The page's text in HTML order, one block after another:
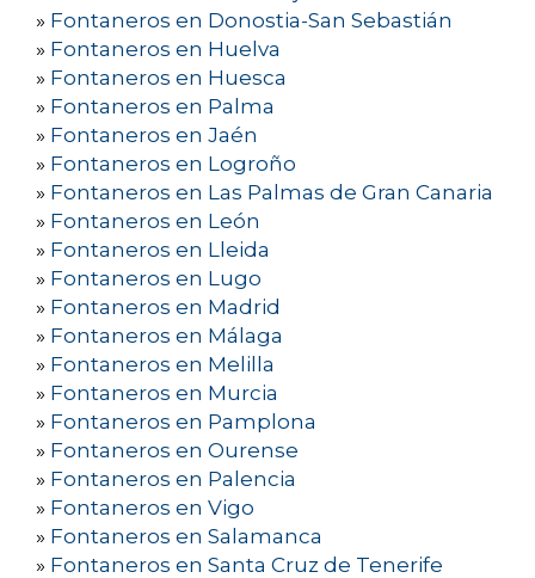
» Fontaneros en Donostia-San Sebastián
» Fontaneros en Huelva
» Fontaneros en Huesca
» Fontaneros en Palma
» Fontaneros en Jaén
» Fontaneros en Logroño
» Fontaneros en Las Palmas de Gran Canaria
» Fontaneros en León
» Fontaneros en Lleida
» Fontaneros en Lugo
» Fontaneros en Madrid
» Fontaneros en Málaga
» Fontaneros en Melilla
» Fontaneros en Murcia
» Fontaneros en Pamplona
» Fontaneros en Ourense
» Fontaneros en Palencia
» Fontaneros en Vigo
» Fontaneros en Salamanca
» Fontaneros en Santa Cruz de Tenerife